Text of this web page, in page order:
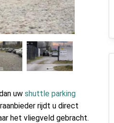
uw shuttle parking
rijdt u direct
het vliegveld gebracht.